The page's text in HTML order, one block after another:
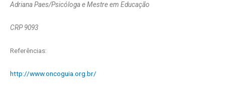
Adriana Paes/Psicóloga e Mestre em Educação
CRP 9093
Referências:
http://www.oncoguia.org.br/